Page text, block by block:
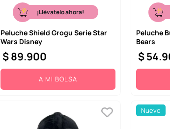
¡Llévatelo ahora!
Peluche Shield Grogu Serie Star
Wars Disney
$89.900
A MI BOLSA
Peluche
Bears
$54.
Nuevo